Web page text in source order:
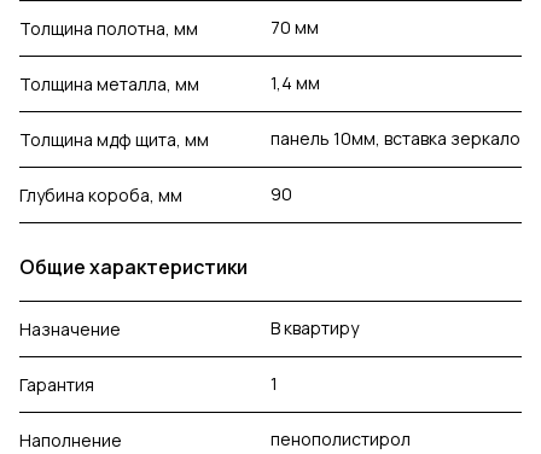
Толщина полотна, мм 70 мм
Толщина металла, мм 1,4 мм
Толщина мдф щита, мм панель 10мм, вставка зеркало
Глубина короба, мм 90
Общие характеристики
Назначение В квартиру
Гарантия 1
Наполнение пенополистирол